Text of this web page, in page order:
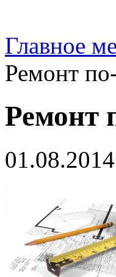
Главное
Ремонт
Ремонт
01.08.2014